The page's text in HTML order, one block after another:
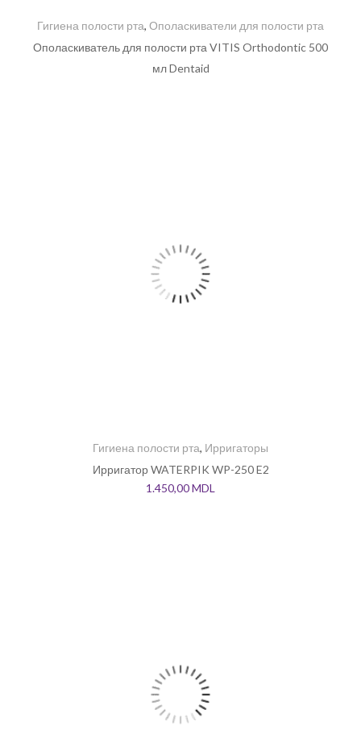
Гигиена полости рта, Ополаскиватели для полости рта
Ополаскиватель для полости рта VITIS Orthodontic 500
мл Dentaid
Гигиена полости рта, Ирригаторы
Ирригатор WATERPIK WP-250 E2
1.450,00MDL